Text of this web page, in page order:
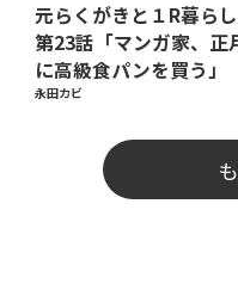
元らくがきと１R暮らし
第23話「マンガ家、正
に高級食パンを買う」
永田カビ